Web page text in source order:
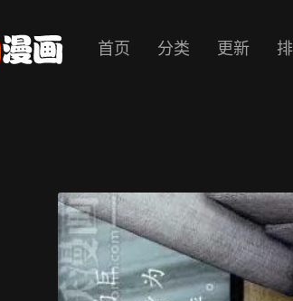
首页 分类 更新